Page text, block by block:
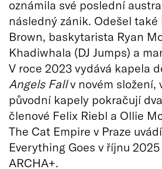
oznámila své poslední
následný zánik. Odešel
Brown, baskytarista Ryan
Khadiwhala (DJ Jumps) a
V roce 2023 vydává kapela
Angels Fallv novém složení,
původní kapely pokračují
členové Felix Riebl a Ollie
The Cat Empire v Praze
Everything Goes v říjnu
ARCHA+.